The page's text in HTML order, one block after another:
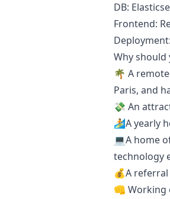
DB:
Frontend:
Why should
🌴 A
Paris, and
💸 An
🏄A yearly
💻A home
technology
💰A
👊 Working